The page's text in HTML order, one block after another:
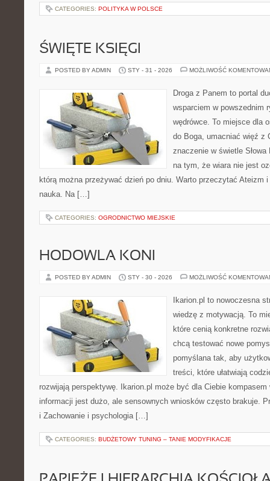
CATEGORIES: POLITYKA W POLSCE
ŚWIĘTE KSIĘGI
POSTED BY ADMIN STY - 31 - 2026 MOŻLIWOŚĆ
Droga z Panem to portal
wsparciem w powszednim
wędrówce. To miejsce dla
do Boga, umacniać więź z
znaczenie w świetle Słowa
na tym, że wiara nie jest
którą można przeżywać dzień po dniu. Warto przeczytać Ateizm
nauka. Na […]
CATEGORIES: OGRODNICTWO MIEJSKIE
HODOWLA KONI
POSTED BY ADMIN STY - 30 - 2026 MOŻLIWOŚĆ
Ikarion.pl to nowoczesna
wiedzę z motywacją. To
które cenią konkretne
chcą testować nowe
pomyślana tak, aby
treści, które ułatwiają
rozwijają perspektywę. Ikarion.pl może być dla Ciebie
informacji jest dużo, ale sensownych wniosków często brakuje.
i Zachowanie i psychologia […]
CATEGORIES: BUDŻETOWY TUNING – TANIE MODYFIKACJE